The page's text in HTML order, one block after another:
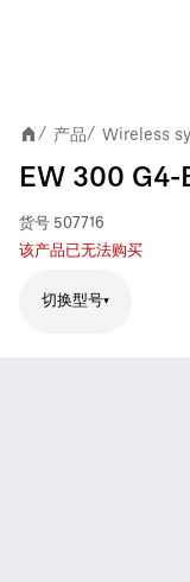
/ 产品/ Wireless
EW 300
货号 507716
该产品已无法购买
切换型号